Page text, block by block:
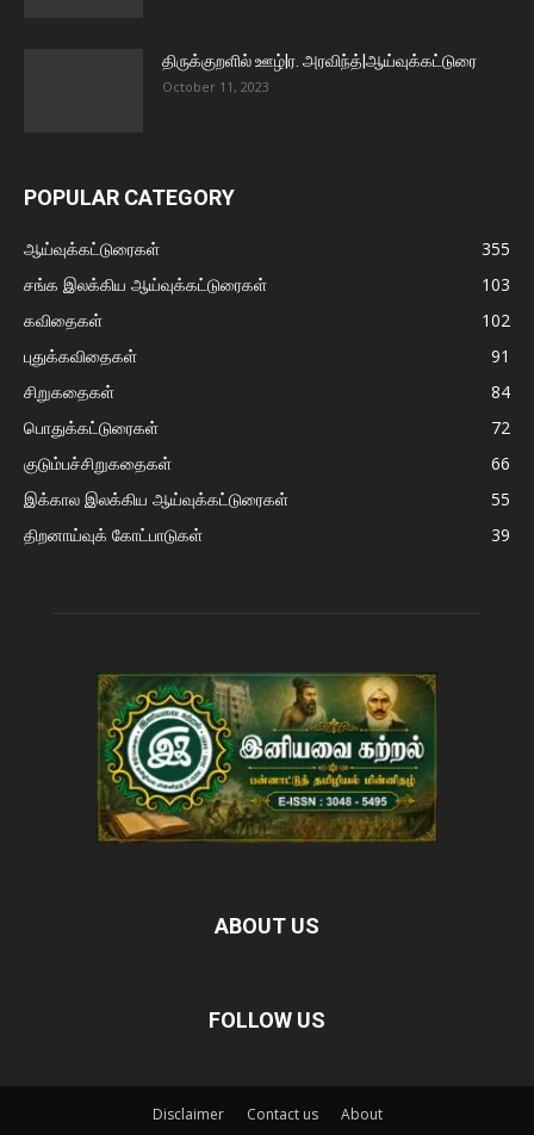
திருக்குறளில் ஊழ்|ர. அரவிந்த்|ஆய்வுக்கட்டுரை
October 11, 2023
POPULAR CATEGORY
ஆய்வுக்கட்டுரைகள்
355
சங்க இலக்கிய ஆய்வுக்கட்டுரைகள்
103
கவிதைகள்
102
புதுக்கவிதைகள்
91
சிறுகதைகள்
84
பொதுக்கட்டுரைகள்
72
குடும்பச்சிறுகதைகள்
66
இக்கால இலக்கிய ஆய்வுக்கட்டுரைகள்
55
திறனாய்வுக் கோட்பாடுகள்
39
ABOUT US
FOLLOW US
Disclaimer Contact us About